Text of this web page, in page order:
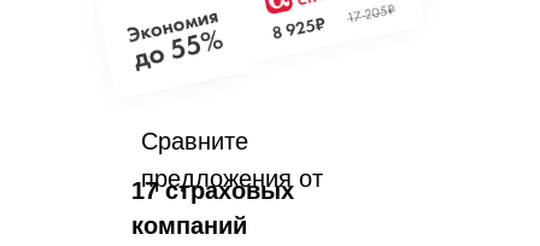
Сравните
предложения от
17 страховых
компаний